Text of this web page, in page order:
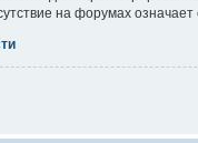
на форумах означает